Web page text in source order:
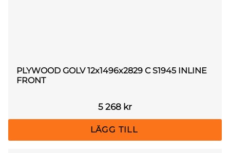
PLYWOOD GOLV 12x1496x2829 C S1945 INLINE
FRONT
5 268 kr